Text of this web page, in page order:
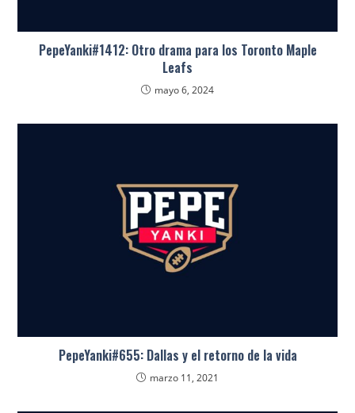
PepeYanki#1412: Otro drama para los Toronto Maple
Leafs
mayo 6, 2024
PepeYanki#655: Dallas y el retorno de la vida
marzo 11, 2021